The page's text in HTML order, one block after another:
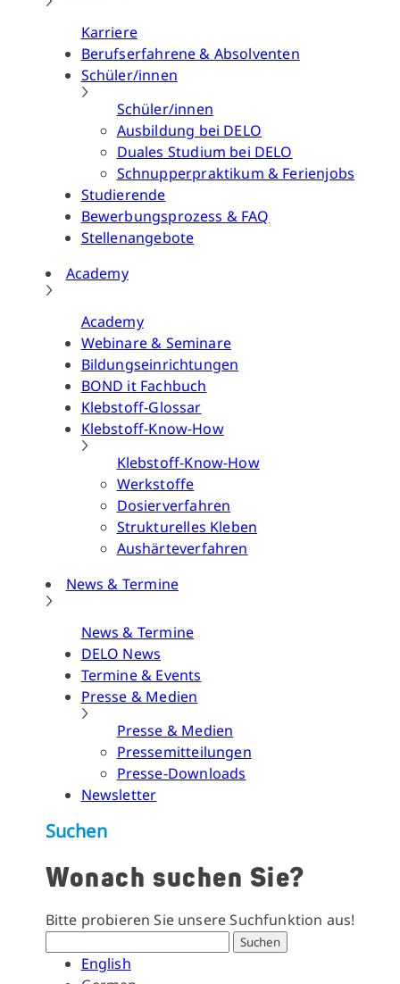
Karriere
Berufserfahrene & Absolventen
Schüler/innen
Schüler/innen
Ausbildung bei DELO
Duales Studium bei DELO
Schnupperpraktikum & Ferienjobs
Studierende
Bewerbungsprozess & FAQ
Stellenangebote
Academy
Academy
Webinare & Seminare
Bildungseinrichtungen
BOND it Fachbuch
Klebstoff-Glossar
Klebstoff-Know-How
Klebstoff-Know-How
Werkstoffe
Dosierverfahren
Strukturelles Kleben
Aushärteverfahren
News & Termine
News & Termine
DELO News
Termine & Events
Presse & Medien
Presse & Medien
Pressemitteilungen
Presse-Downloads
Newsletter
Suchen
Wonach suchen Sie?
Bitte probieren Sie unsere Suchfunktion aus!
Suchen
English